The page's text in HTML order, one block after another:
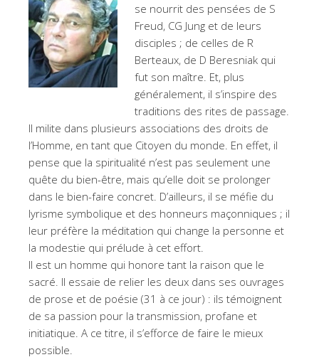
se nourrit des pensées de S
Freud, CG Jung et de leurs
disciples ; de celles de R
Berteaux, de D Beresniak qui
fut son maître. Et, plus
généralement, il s’inspire des
traditions des rites de passage.
Il milite dans plusieurs associations des droits de
l’Homme, en tant que Citoyen du monde. En effet, il
pense que la spiritualité n’est pas seulement une
quête du bien-être, mais qu’elle doit se prolonger
dans le bien-faire concret. D’ailleurs, il se méfie du
lyrisme symbolique et des honneurs maçonniques ; il
leur préfère la méditation qui change la personne et
la modestie qui prélude à cet effort.
Il est un homme qui honore tant la raison que le
sacré. Il essaie de relier les deux dans ses ouvrages
de prose et de poésie (31 à ce jour) : ils témoignent
de sa passion pour la transmission, profane et
initiatique. A ce titre, il s’efforce de faire le mieux
possible.